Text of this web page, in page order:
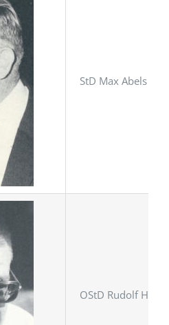
StD Max Abels
OStD Rudolf